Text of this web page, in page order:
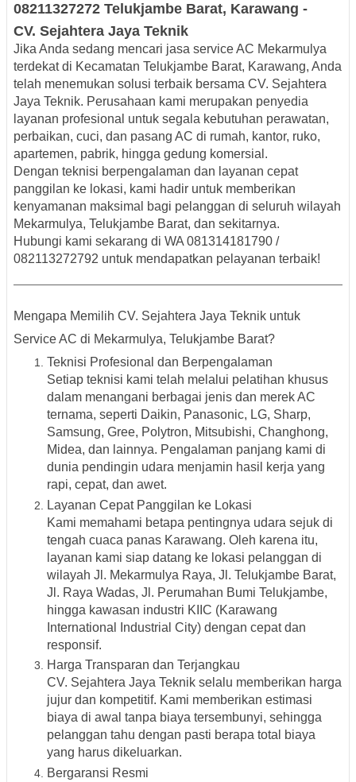
08211327272 Telukjambe Barat, Karawang -
CV. Sejahtera Jaya Teknik
Jika Anda sedang mencari jasa service AC Mekarmulya
terdekat di Kecamatan Telukjambe Barat, Karawang, Anda
telah menemukan solusi terbaik bersama CV. Sejahtera
Jaya Teknik. Perusahaan kami merupakan penyedia
layanan profesional untuk segala kebutuhan perawatan,
perbaikan, cuci, dan pasang AC di rumah, kantor, ruko,
apartemen, pabrik, hingga gedung komersial.
Dengan teknisi berpengalaman dan layanan cepat
panggilan ke lokasi, kami hadir untuk memberikan
kenyamanan maksimal bagi pelanggan di seluruh wilayah
Mekarmulya, Telukjambe Barat, dan sekitarnya.
Hubungi kami sekarang di WA 081314181790 /
082113272792 untuk mendapatkan pelayanan terbaik!
Mengapa Memilih CV. Sejahtera Jaya Teknik untuk
Service AC di Mekarmulya, Telukjambe Barat?
Teknisi Profesional dan Berpengalaman
Setiap teknisi kami telah melalui pelatihan khusus
dalam menangani berbagai jenis dan merek AC
ternama, seperti Daikin, Panasonic, LG, Sharp,
Samsung, Gree, Polytron, Mitsubishi, Changhong,
Midea, dan lainnya. Pengalaman panjang kami di
dunia pendingin udara menjamin hasil kerja yang
rapi, cepat, dan awet.
Layanan Cepat Panggilan ke Lokasi
Kami memahami betapa pentingnya udara sejuk di
tengah cuaca panas Karawang. Oleh karena itu,
layanan kami siap datang ke lokasi pelanggan di
wilayah Jl. Mekarmulya Raya, Jl. Telukjambe Barat,
Jl. Raya Wadas, Jl. Perumahan Bumi Telukjambe,
hingga kawasan industri KIIC (Karawang
International Industrial City) dengan cepat dan
responsif.
Harga Transparan dan Terjangkau
CV. Sejahtera Jaya Teknik selalu memberikan harga
jujur dan kompetitif. Kami memberikan estimasi
biaya di awal tanpa biaya tersembunyi, sehingga
pelanggan tahu dengan pasti berapa total biaya
yang harus dikeluarkan.
Bergaransi Resmi